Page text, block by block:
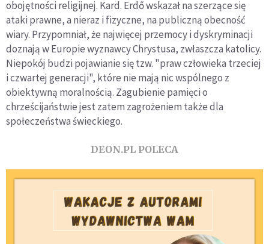
obojętności religijnej. Kard. Erdő wskazał na szerzące się
ataki prawne, a nieraz i fizyczne, na publiczną obecność
wiary. Przypomniał, że najwięcej przemocy i dyskryminacji
doznają w Europie wyznawcy Chrystusa, zwłaszcza katolicy.
Niepokój budzi pojawianie się tzw. "praw człowieka trzeciej
i czwartej generacji", które nie mają nic wspólnego z
obiektywną moralnością. Zagubienie pamięci o
chrześcijaństwie jest zatem zagrożeniem także dla
społeczeństwa świeckiego.
DEON.PL POLECA